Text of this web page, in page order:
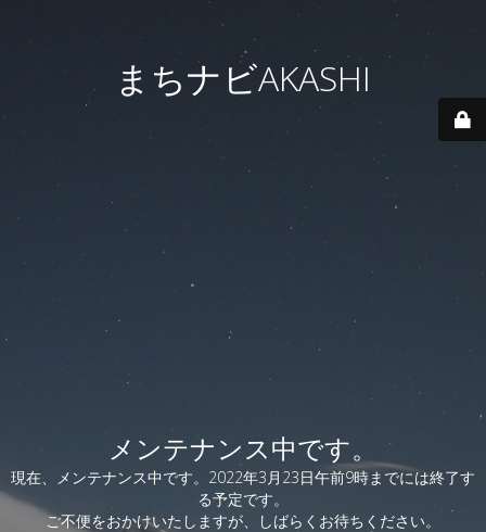
まちナビAKASHI
メンテナンス中です。
現在、メンテナンス中です。2022年3月23日午前9時までには終了す
る予定です。
ご不便をおかけいたしますが、しばらくお待ちください。